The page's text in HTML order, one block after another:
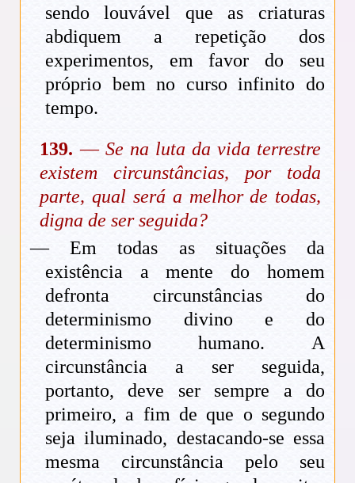
sendo louvável que as criaturas
abdiquem a repetição dos
experimentos, em favor do seu
próprio bem no curso infinito do
tempo.
139. — Se na luta da vida terrestre
existem circunstâncias, por toda
parte, qual será a melhor de todas,
digna de ser seguida?
— Em todas as situações da
existência a mente do homem
defronta circunstâncias do
determinismo divino e do
determinismo humano. A
circunstância a ser seguida,
portanto, deve ser sempre a do
primeiro, a fim de que o segundo
seja iluminado, destacando-se essa
mesma circunstância pelo seu